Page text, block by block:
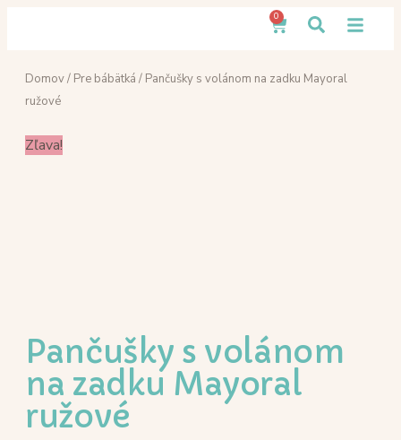
0
Domov/ Pre bábätká / Pančušky s volánom na zadku Mayoral
ružové
Zľava!
Pančušky s volánom
na zadku Mayoral
ružové